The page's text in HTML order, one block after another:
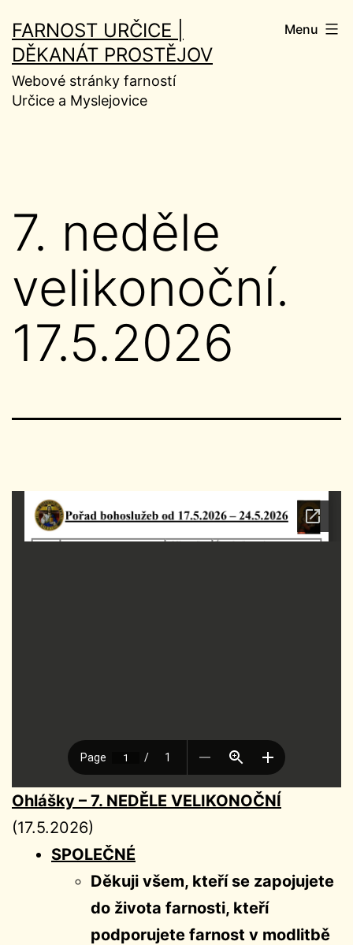
obsahu
FARNOST URČICE |
DĚKANÁT PROSTĚJOV
Webové stránky farností
Určice a Myslejovice
Menu
7. neděle
velikonoční.
17.5.2026
Ohlášky – 7. NEDĚLE VELIKONOČNÍ
(17.5.2026)
SPOLEČNÉ
Děkuji všem, kteří se zapojujete
do života farnosti, kteří
podporujete farnost v modlitbě